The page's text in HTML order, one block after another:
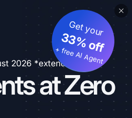
2026 *extended
at Zero
Get your
33% off
+ free AI Agent